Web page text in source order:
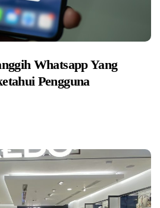
Whatsapp Yang
Pengguna